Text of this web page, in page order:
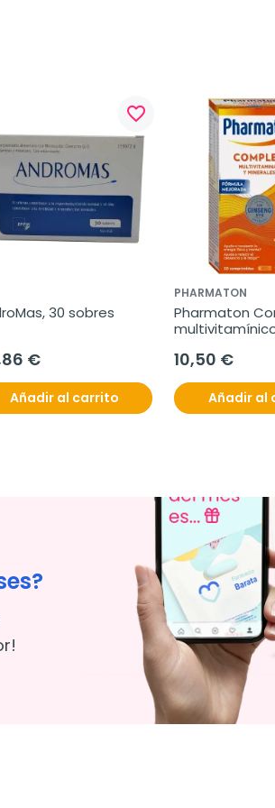
favorite_border
30 sobres
€
Añadir al carrito
PHARMATON
Pharmaton
10,50 €
Añadir al